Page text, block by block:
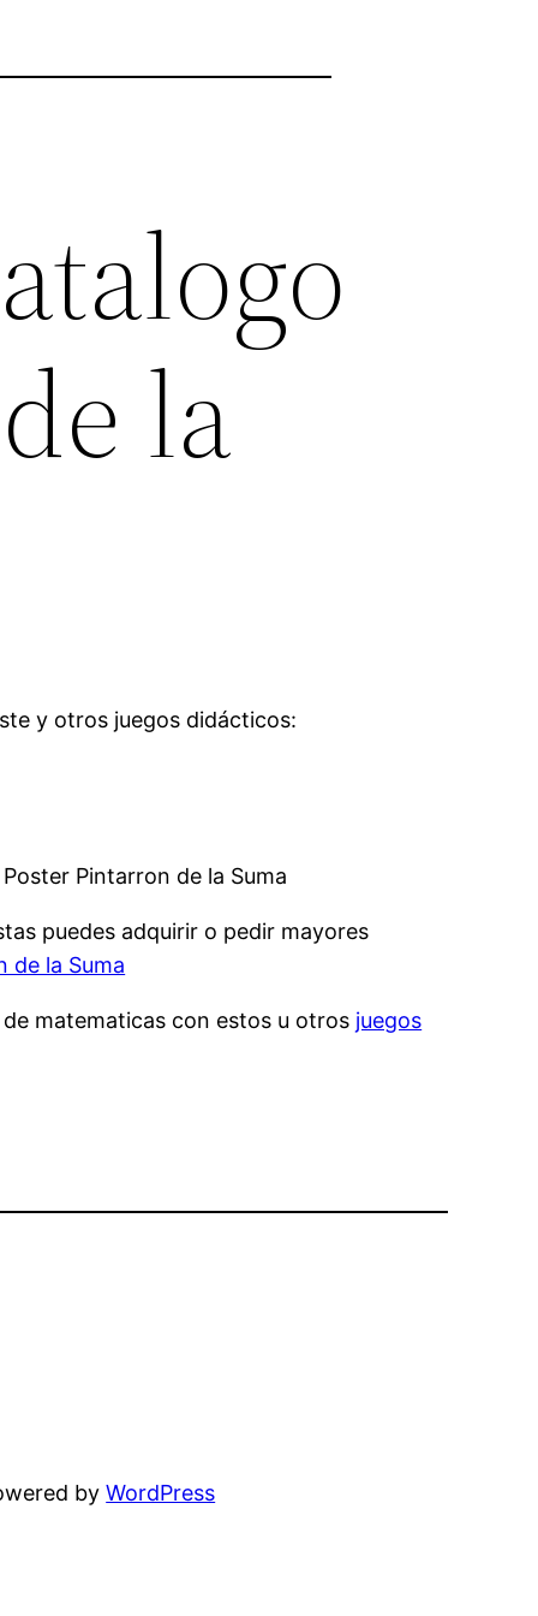
la
y otros juegos didácticos:
Pintarron de la Suma
puedes adquirir o pedir mayores
de la Suma
matematicas con estos u otros juegos
byWordPress